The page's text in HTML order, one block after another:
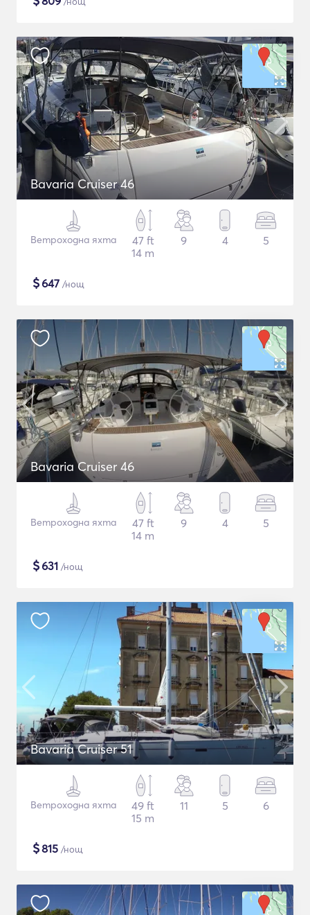
Bavaria Cruiser 46
Ветроходна яхта
47 ft
14 m
9 4 5
$647 /нощ
Bavaria Cruiser 46
Ветроходна яхта
47 ft
14 m
9 4 5
$631 /нощ
Bavaria Cruiser 51
Ветроходна яхта
49 ft
15 m
11 5 6
$815 /нощ